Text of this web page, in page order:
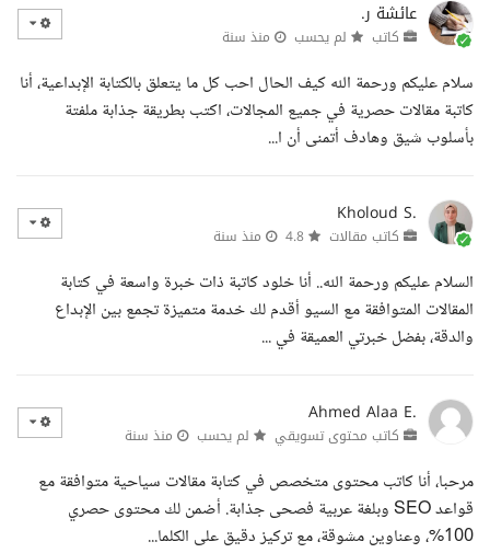
عائشة ر.
كاتب لم يحسب منذ سنة
سلام عليكم ورحمة الله كيف الحال احب كل ما يتعلق بالكتابة الإبداعية، أنا
كاتبة مقالات حصرية في جميع المجالات، اكتب بطريقة جذابة ملفتة
بأسلوب شيق وهادف أتمنى أن ا...
Kholoud S.
كاتب مقالات منذ سنة
السلام عليكم ورحمة الله.. أنا خلود كاتبة ذات خبرة واسعة في كتابة
المقالات المتوافقة مع السيو أقدم لك خدمة متميزة تجمع بين الإبداع
والدقة، بفضل خبرتي العميقة في ...
Ahmed Alaa E.
كاتب محتوى تسويقي لم يحسب منذ سنة
مرحبا، أنا كاتب محتوى متخصص في كتابة مقالات سياحية متوافقة مع
قواعد SEO وبلغة عربية فصحى جذابة. أضمن لك محتوى حصري
100%، وعناوين مشوقة، مع تركيز دقيق على الكلما...